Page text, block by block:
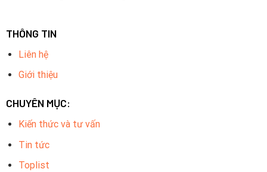
THÔNG TIN
Liên hệ
Giới thiệu
CHUYÊN MỤC:
Kiến thức và tư vấn
Tin tức
Toplist